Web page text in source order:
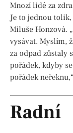
Mnozí lidé za
Je to jednou
Miluše Honzová.
vysávat. Myslím,
za odpad zůstaly
pořádek, kdyby
pořádek
Radní